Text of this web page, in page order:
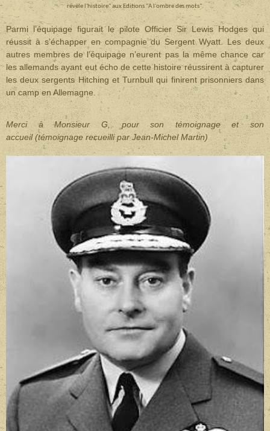
révèle l'histoire" aux Editions "A l'ombre des mots".
Parmi l’équipage figurait le pilote Officier Sir Lewis Hodges qui
réussit à s’échapper en compagnie du Sergent Wyatt. Les deux
autres membres de l’équipage n’eurent pas la même chance car
les allemands ayant eut écho de cette histoire réussirent à capturer
les deux sergents Hitching et Turnbull qui finirent prisonniers dans
un camp en Allemagne.
Merci à Monsieur G, pour son témoignage et son
accueil (témoignage recueilli par Jean-Michel Martin)